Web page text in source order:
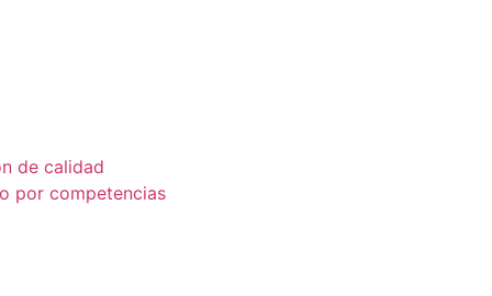
de calidad
por competencias